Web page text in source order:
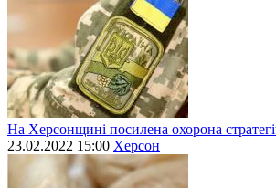
На Херсонщині посилена охорона
23.02.2022 15:00 Херсон